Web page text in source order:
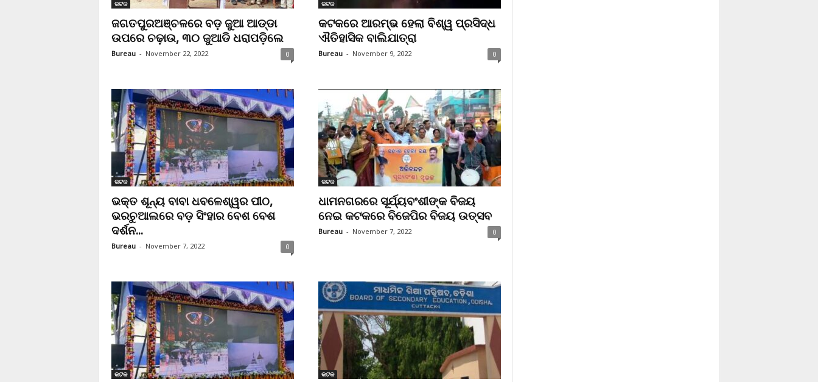
କଟକ
ଜଗତପୁରଅଞ୍ଚଳରେ ବଡ଼ ଜୁଆ ଆଡ୍ଡା
ଉପରେ ଚଢ଼ାଉ, ୩୦ ଜୁଆଡି ଧରାପଡ଼ିଲେ
Bureau - November 22, 2022 0
କଟକ
କଟକରେ ଆରମ୍ଭ ହେଲା ବିଶ୍ୱ ପ୍ରସିଦ୍ଧ
ଐତିହାସିକ ବାଲିଯାତ୍ରା
Bureau - November 9, 2022 0
କଟକ
ଭକ୍ତ ଶୂନ୍ୟ ବାବା ଧବଳେଶ୍ୱର ପୀଠ,
ଭରଚୁଆଲରେ ବଡ଼ ସିଂହାର ବେଶ ବେଶ
ଦର୍ଶନ...
Bureau - November 7, 2022 0
କଟକ
ଧାମନଗରରେ ସୂର୍ଯ୍ୟବଂଶୀଙ୍କ ବିଜୟ
ନେଇ କଟକରେ ବିଜେପିର ବିଜୟ ଉତ୍ସବ
Bureau - November 7, 2022 0
କଟକ କଟକ